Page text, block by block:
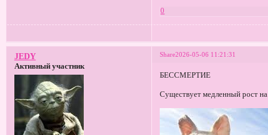
0
Share2026-05-06 11:21:31
JEDY
Активный участник
БЕССМЕРТИЕ
Существует медленный рост